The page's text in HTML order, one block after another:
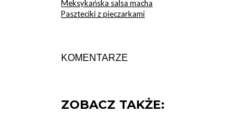
Meksykańska salsa macha
Paszteciki z pieczarkami
KOMENTARZE
ZOBACZ TAKŻE: